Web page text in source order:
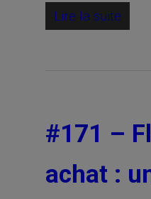
Lire la suite
#171 –
achat :